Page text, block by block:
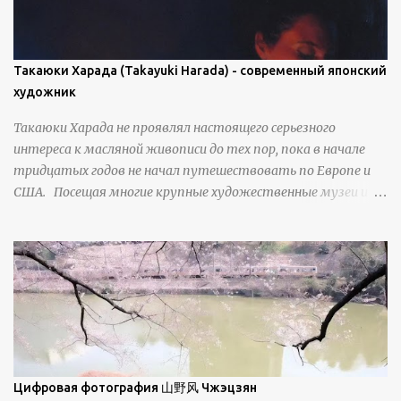
фирнизированного снега. Тем не менее, иногда значительное
количество кристаллов может располагаться в одной
плоскости, например, при образовании поверхностной
изморози. В данном случае усиливается зеркальное
от положения наблюдателя и высоты солнца. Зеркальные
свойства наиболее заметны при угле солнечного света 15° и
ниже; при более высокой солнечной позиции снег
демонстрирует матовое отражение. Эти
Такаюки Харада (Takayuki Harada) - современный японский
художник
Такаюки Харада не проявлял настоящего серьезного
интереса к масляной живописи до тех пор, пока в начале
тридцатых годов не начал путешествовать по Европе и
США. Посещая многие крупные художественные музеи и
Брайан Шервин прокомментировал картины художника,
заявив, что "Такаюки Харада сочетает в себе классическую
элегантность живописи с реалиями современной жизни. В
некотором смысле, персонажи его картин предлагают
зрителям незаконченный рассказ, который усиливается его
уникальной манерой использования освещения". Для
просмотра всех работ, посетите страницу –
Цифровая фотография 山野风 Чжэцзян